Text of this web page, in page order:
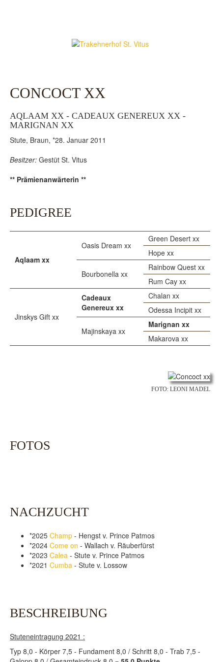
CONCOCT XX
AQLAAM XX - CADEAUX GENEREUX XX -
MARIGNAN XX
Stute, Braun, *28. Januar 2011
Besitzer: Gestüt St. Vitus
** Prämienanwärterin **
PEDIGREE
Aqlaam xx
Oasis Dream xx
Green Desert xx
Hope xx
Bourbonella xx
Rainbow Quest xx
Rum Cay xx
Jinskys Gift xx
Cadeaux
Genereux xx
Chalan xx
Odessa Incipit xx
Majinskaya xx
Marignan xx
Makarova xx
FOTO: LEONI MADEL
FOTOS
NACHZUCHT
*2025 Champ - Hengst v. Prince Patmos
*2024 Come on - Wallach v. Räuberfürst
*2023 Calea - Stute v. Prince Patmos
*2021 Cumba - Stute v. Lossow
BESCHREIBUNG
Stuteneintragung 2021 :
Typ 8,0 - Körper 7,5 - Fundament 8,0 / Schritt 8,0 - Trab 7,5 -